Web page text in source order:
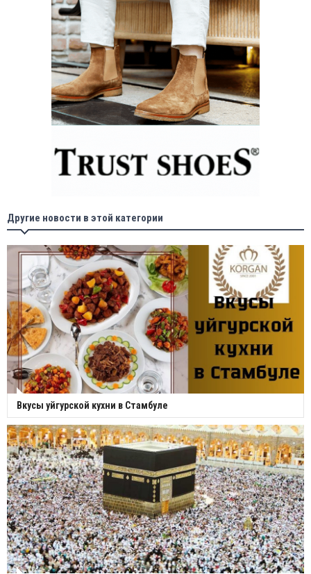
Другие новости в этой категории
Вкусы уйгурской кухни в Стамбуле